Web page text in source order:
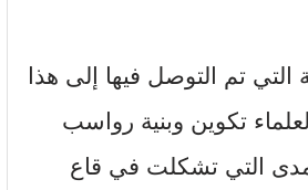
التي تم التوصل فيها إلى هذا
تكوين وبنية رواسب
التي تشكلت في قاع